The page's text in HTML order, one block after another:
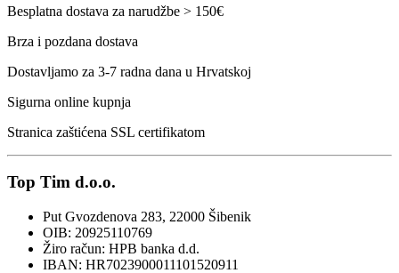
Besplatna dostava za narudžbe > 150€
Brza i pozdana dostava
Dostavljamo za 3-7 radna dana u Hrvatskoj
Sigurna online kupnja
Stranica zaštićena SSL certifikatom
Top Tim d.o.o.
Put Gvozdenova 283, 22000 Šibenik
OIB: 20925110769
Žiro račun: HPB banka d.d.
IBAN: HR7023900011101520911